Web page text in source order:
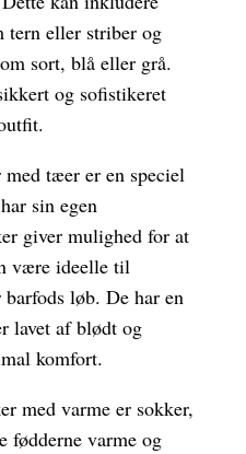
tern eller striber og
sort, blå eller grå.
og sofistikeret
tæer er en speciel
sin egen
giver mulighed for at
være ideelle til
løb. De har en
lavet af blødt og
komfort.
med varme er sokker,
fødderne varme og